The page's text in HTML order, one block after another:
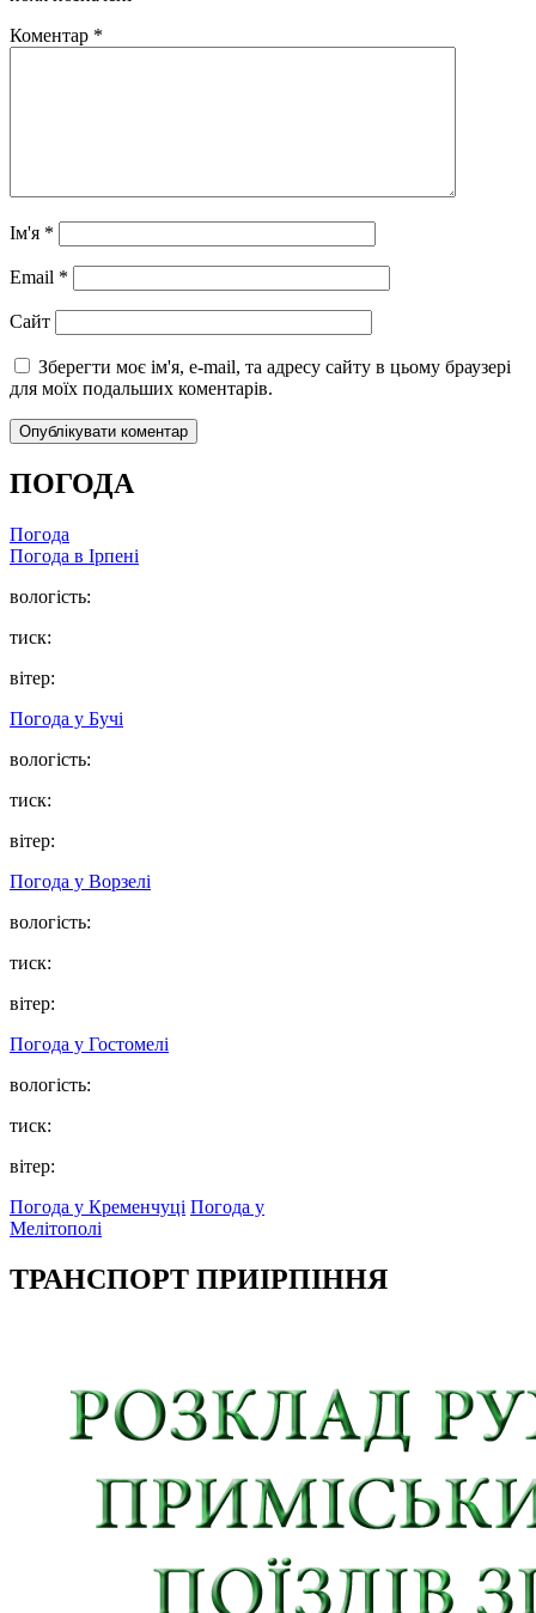
Коментар *
Ім'я *
Email *
Сайт
Зберегти моє ім'я, e-mail, та адресу сайту в цьому браузері
для моїх подальших коментарів.
ПОГОДА
Погода
Погода в Ірпені
вологість:
тиск:
вітер:
Погода у Бучі
вологість:
тиск:
вітер:
Погода у Ворзелі
вологість:
тиск:
вітер:
Погода у Гостомелі
вологість:
тиск:
вітер:
Погода у Кременчуці Погода у
Мелітополі
ТРАНСПОРТ ПРИІРПІННЯ